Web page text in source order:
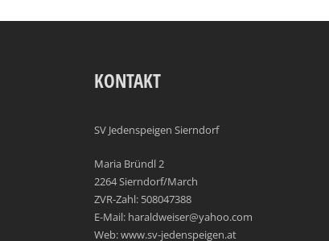
KONTAKT
SV Jedenspeigen Sierndorf
Maria Bründl 2
2264 Sierndorf/March
ZVR-Zahl: 508047388
E-Mail: haraldweiser@yahoo.com
Web: www.sv-jedenspeigen.at